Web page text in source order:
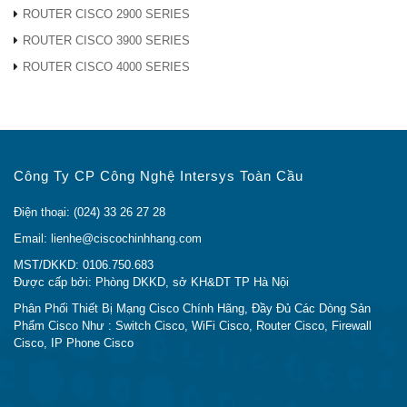
phát hiện.
Ví dụ: khả năng VLAN thoại tự động cho phép bạn
cắm bất kỳ điện thoại IP nào (bao gồm cả điện thoại
4XX có công tắc tự động cấu hình thiết bị với các tham
Hỗ trợ IPv6
ROUTER CISCO 2900 SERIES
ROUTER CISCO 3900 SERIES
ROUTER CISCO 4000 SERIES
Công Ty CP Công Nghệ Intersys Toàn Cầu
Điện thoại: (024) 33 26 27 28
Email: lienhe@ciscochinhhang.com
MST/DKKD: 0106.750.683
Được cấp bởi: Phòng DKKD, sở KH&DT TP Hà Nội
Phân Phối Thiết Bị Mạng Cisco Chính Hãng, Đầy Đủ Các Dòng Sản
Phẩm Cisco Như : Switch Cisco, WiFi Cisco, Router Cisco, Firewall
Cisco, IP Phone Cisco